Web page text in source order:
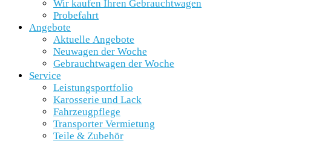
Wir kaufen Ihren Gebrauchtwagen
Probefahrt
Angebote
Aktuelle Angebote
Neuwagen der Woche
Gebrauchtwagen der Woche
Service
Leistungsportfolio
Karosserie und Lack
Fahrzeugpflege
Transporter Vermietung
Teile & Zubehör